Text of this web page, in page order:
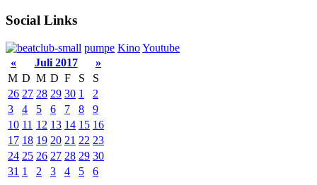
Social Links
pumpe KinoYoutube
«
Juli 2017
»
M D M D F S
S
26 27 28 29 30 1
2
3
4 5 6 7 8
9
10 11 12 13 14 15 16
17 18 19 20 21 22 23
24 25 26 27 28 29 30
31 1 2 3 4 5 6